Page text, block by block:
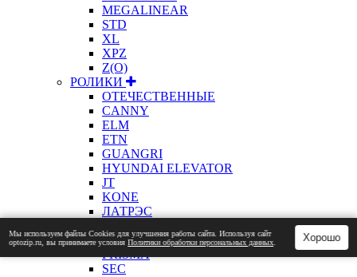
MEGALINEAR
STD
XL
XPZ
Z(О)
РОЛИКИ
ОТЕЧЕСТВЕННЫЕ
CANNY
ELM
ETN
GUANGRI
HYUNDAI ELEVATOR
JT
KONE
ЛАТРЭС
OTIS
PRISMA
SEC
Мы используем файлы Сookies для улучшения работы сайта. Используя сайт
optozip.ru, вы принимаете условияПолитики обработки персональных данных Хорошо